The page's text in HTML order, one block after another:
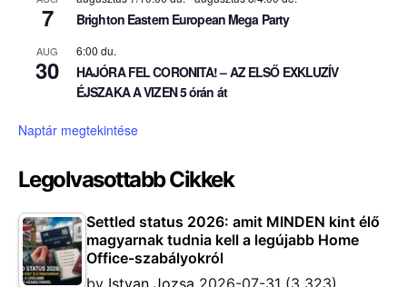
7 Brighton Eastern European Mega Party
AUG
30
6:00 du.
HAJÓRA FEL CORONITA! – AZ ELSŐ EXKLUZÍV
ÉJSZAKA A VIZEN 5 órán át
Naptár megtekintése
Legolvasottabb Cikkek
Settled status 2026: amit MINDEN kint élő
magyarnak tudnia kell a legújabb Home
Office-szabályokról